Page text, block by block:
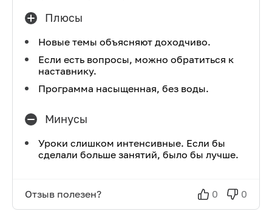
Плюсы
Новые темы объясняют доходчиво.
Если есть вопросы, можно обратиться к
наставнику.
Программа насыщенная, без воды.
Минусы
Уроки слишком интенсивные. Если бы
сделали больше занятий, было бы лучше.
Отзыв полезен? 0 0